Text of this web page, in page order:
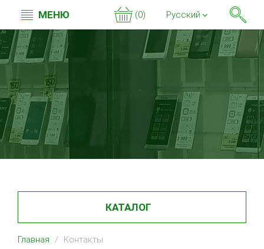
МЕНЮ (0) Русский
КАТАЛОГ
Главная Контакты